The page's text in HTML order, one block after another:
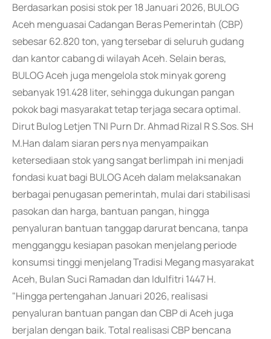
Berdasarkan posisi stok per 18 Januari 2026, BULOG
Aceh menguasai Cadangan Beras Pemerintah (CBP)
sebesar 62.820 ton, yang tersebar di seluruh gudang
dan kantor cabang di wilayah Aceh. Selain beras,
BULOG Aceh juga mengelola stok minyak goreng
sebanyak 191.428 liter, sehingga dukungan pangan
pokok bagi masyarakat tetap terjaga secara optimal.
Dirut Bulog Letjen TNI Purn Dr. Ahmad Rizal R S.Sos. SH
M.Han dalam siaran pers nya menyampaikan
ketersediaan stok yang sangat berlimpah ini menjadi
fondasi kuat bagi BULOG Aceh dalam melaksanakan
berbagai penugasan pemerintah, mulai dari stabilisasi
pasokan dan harga, bantuan pangan, hingga
penyaluran bantuan tanggap darurat bencana, tanpa
mengganggu kesiapan pasokan menjelang periode
konsumsi tinggi menjelang Tradisi Megang masyarakat
Aceh, Bulan Suci Ramadan dan Idulfitri 1447 H.
"Hingga pertengahan Januari 2026, realisasi
penyaluran bantuan pangan dan CBP di Aceh juga
berjalan dengan baik. Total realisasi CBP bencana